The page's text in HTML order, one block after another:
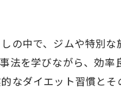
の中で、ジムや特別な
法を学びながら、効率
なダイエット習慣とそ